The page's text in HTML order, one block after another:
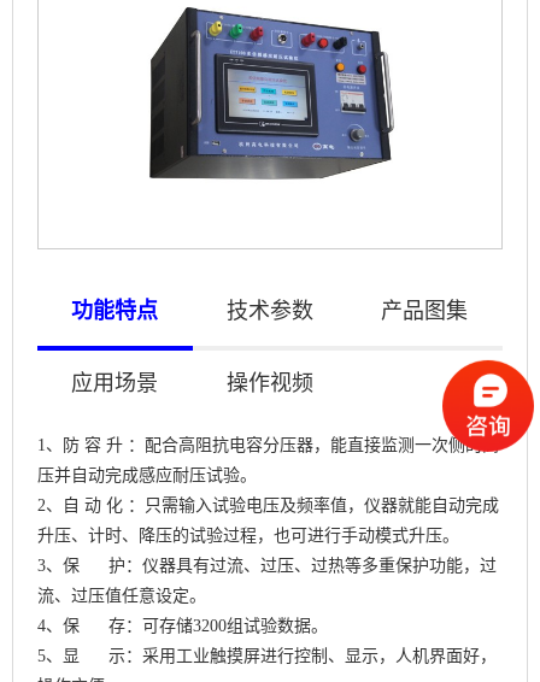
功能特点 技术参数 产品图集
应用场景 操作视频
1、防 容 升 ：配合高阻抗电容分压器，能直接监测一次侧的高
压并自动完成感应耐压试验。
2、自 动 化 ：只需输入试验电压及频率值，仪器就能自动完成
升压、计时、降压的试验过程，也可进行手动模式升压。
3、保 护：仪器具有过流、过压、过热等多重保护功能，过
流、过压值任意设定。
4、保 存：可存储3200组试验数据。
5、显 示：采用工业触摸屏进行控制、显示，人机界面好，